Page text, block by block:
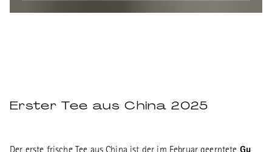
Erster Tee aus China 2025